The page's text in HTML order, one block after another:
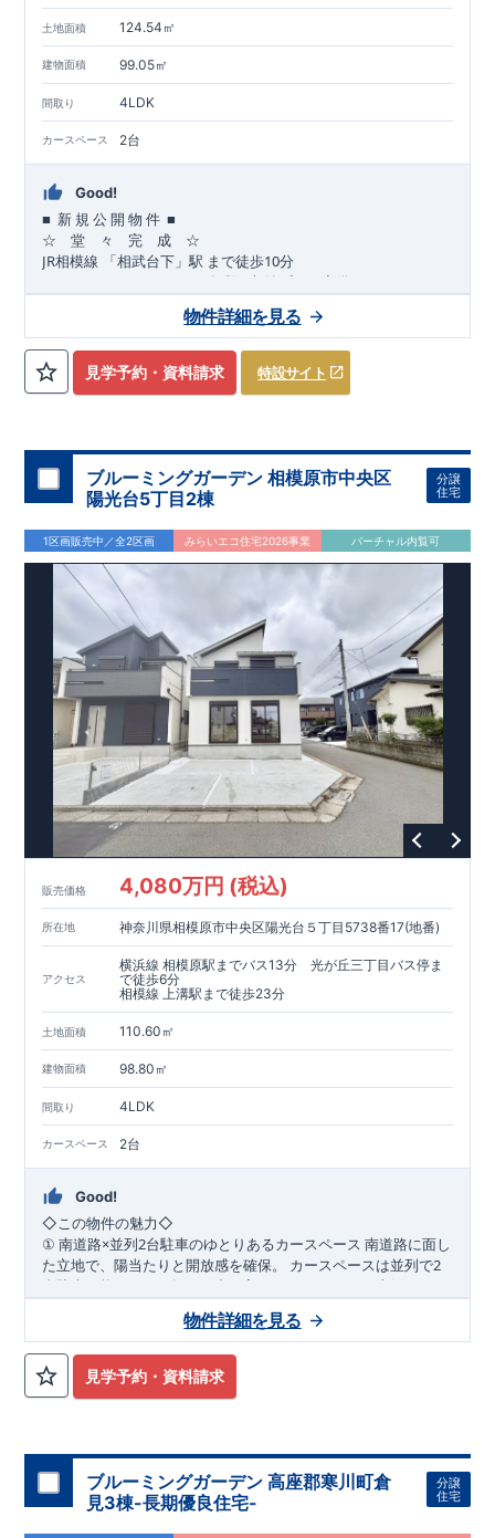
土地面積 124.54㎡
建物面積 99.05㎡
間取り 4LDK
カースペース 2台
Good!
■ 新 規 公 開 物 件 ■
☆ 堂 々 完 成 ☆
JR相模線 「相武台下」駅 まで徒歩10分
スーツケースやベビーカーの収納にも便利 ♪
ローゼット】
私服通勤でお洋服をたくさんお持ちの方や、
流行ファッション
がお好きな方にもおすすめ
【全居室クローゼット完備】
できる♪​​【床下収納】​
【大容量シューズクローゼット】
などの、あったらうれしい収納完備☆
[2], 対面キッチンには、食洗器搭載
配膳・後片付け
生活感を感じさせないビルトイン食洗器を搭載
[4],上部吹抜け
明るく開放的な空間を演出
◎
暮らしに寄り添う住環境
◎
～徒歩圏内～
教育環境／コンビニ/ ドラッグストア
■周辺環境■
【教育施設】
せんだん保育園 約593m（徒歩8分）​新磯保育園 約
784m（徒歩 ​ 新磯小学校 約715m（徒歩9分） ​相陽中学
校 約2000m（徒歩25分）​
【買い物施設】
ローソン相模原磯部店 約556m （徒歩 分）​ファミリーマート
座間一丁目店 約1100m（徒歩14分）​ドラッグセイムス座間
1200m（徒歩15 分）​たからやフレサ磯部店 約
（徒歩
【その他施設】
分） 下磯部東子どもの広場 約
757m（徒歩10分）​新戸診療所 約772m
磯部郵便局 約900m（徒歩12分）​磯部クリニック 約
948m （徒歩12分）
■東栄住宅の家作り■​■ブルーミングガーデンのこだわり ■
各タイトルをクリック↑ ​■長期優良住宅取得
【国が定めた７つ
の技術基準をクリア☆】​１耐久性 ２劣化対策/３維持管理性 ​４
５省エネルギー性/６居住環境
■住宅性能評価ダブル取得​スマートフォンで見やすい特設サイ
トはこちら
★ ​物件のご案内は、
スムーズにご案内が可能
場合は、現地確認の他に
致します。
見学予約・資料請求 特設サイト
物件詳細を見る
ブルーミングガーデン 相模原市中央区
陽光台5丁目2棟
分譲
住宅
1区画販売中／全2区画 みらいエコ住宅2026事業 バーチャル内覧可
販売価格 4,080万円 (税込)
所在地 神奈川県相模原市中央区陽光台５丁目5738番17(地番)
アクセス
横浜線 相模原駅までバス13分 光が丘三丁目バス停ま
で徒歩6分
相模線 上溝駅まで徒歩23分
土地面積 110.60㎡
建物面積 98.80㎡
間取り 4LDK
カースペース 2台
Good!
◇ この物件の魅力◇
① 南道路×並列 2台駐車のゆとりあるカースペース 南道路に面し
た立地で、陽当たりと開放感を確保。
カースペースは並列で2
台駐車可能なため、毎日の出し入れもラクラク。
ご夫婦それぞ
インクローゼットを設置。衣類や季節用品、趣味の道具までし
れの「しまう場所」が確保された、整理整頓しやすい間取りで
す。
③ 随所に収納を配置した、暮らしやすさ重視の住空間
ーや各所の収納スペースなど、日常使いを考えた収納計画。
丘三丁目」まで徒歩6分
JR相模線 「上溝」駅まで徒歩23 分 ◇ロケーション◇
・相模原市立陽光台小学校 徒歩 分​
・相模原市立緑が丘中学校 徒歩
12分​
見学予約・資料請求
物件詳細を見る
ブルーミングガーデン 高座郡寒川町倉
見3棟-長期優良住宅-
分譲
住宅